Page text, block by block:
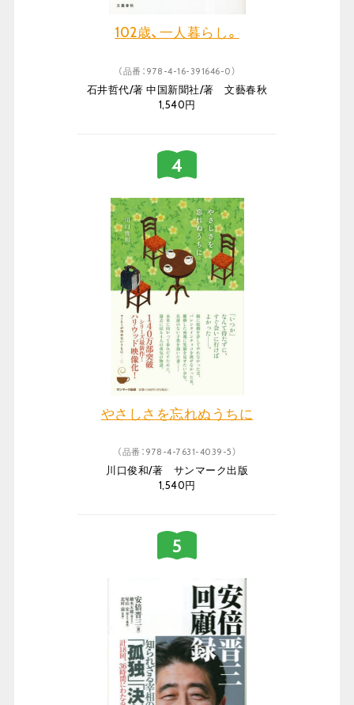
102歳、一人暮らし。
（品番：978-4-16-391646-0）
石井哲代/著 中国新聞社/著 文藝春秋
1,540円
やさしさを忘れぬうちに
（品番：978-4-7631-4039-5）
川口俊和/著 サンマーク出版
1,540円